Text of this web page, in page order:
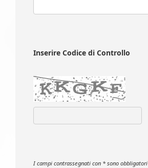
Inserire Codice di Controllo
I campi contrassegnati con * sono obbligatori